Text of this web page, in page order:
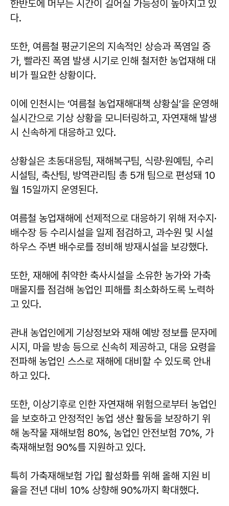
한반도에 머무는 시간이 길어질 가능성이 높아지고 있
다.
또한, 여름철 평균기온의 지속적인 상승과 폭염일 증
가, 빨라진 폭염 발생 시기로 인해 철저한 농업재해 대
비가 필요한 상황이다.
이에 인천시는 ‘여름철 농업재해대책 상황실’을 운영해
실시간으로 기상 상황을 모니터링하고, 자연재해 발생
시 신속하게 대응하고 있다.
상황실은 초동대응팀, 재해복구팀, 식량·원예팀, 수리
시설팀, 축산팀, 방역관리팀 총 5개 팀으로 편성돼 10
월 15일까지 운영된다.
여름철 농업재해에 선제적으로 대응하기 위해 저수지·
배수장 등 수리시설을 일제 점검하고, 과수원 및 시설
하우스 주변 배수로를 정비해 방재시설을 보강했다.
또한, 재해에 취약한 축사시설을 소유한 농가와 가축
매몰지를 점검해 농업인 피해를 최소화하도록 노력하
고 있다.
관내 농업인에게 기상정보와 재해 예방 정보를 문자메
시지, 마을 방송 등으로 신속히 제공하고, 대응 요령을
전파해 농업인 스스로 재해에 대비할 수 있도록 안내
하고 있다.
또한, 이상기후로 인한 자연재해 위험으로부터 농업인
을 보호하고 안정적인 농업 생산 활동을 보장하기 위
해 농작물 재해보험 80%, 농업인 안전보험 70%, 가
축재해보험 90%를 지원하고 있다.
특히 가축재해보험 가입 활성화를 위해 올해 지원 비
율을 전년 대비 10% 상향해 90%까지 확대했다.